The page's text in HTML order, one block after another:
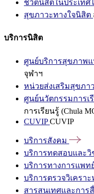
ชีวิตนิสิตในประเทศ
สุขภาวะทางใจนิสิต
บริการนิสิต
ศูนย์บริการสุขภาพแ
จุฬาฯ
หน่วยส่งเสริมสุขภา
ศูนย์นวัตกรรมการเ
การเรียนรู้ (Chula
CUVIPCUVIP
บริการสังคม
บริการทดสอบและวิ
บริการทางการแพท
บริการตรวจวิเครา
สารสนเทศและการ